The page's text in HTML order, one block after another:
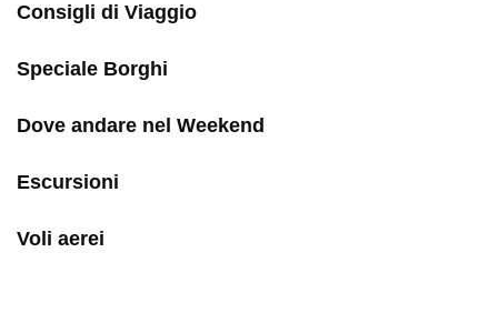
Consigli di Viaggio
Speciale Borghi
Dove andare nel Weekend
Escursioni
Voli aerei